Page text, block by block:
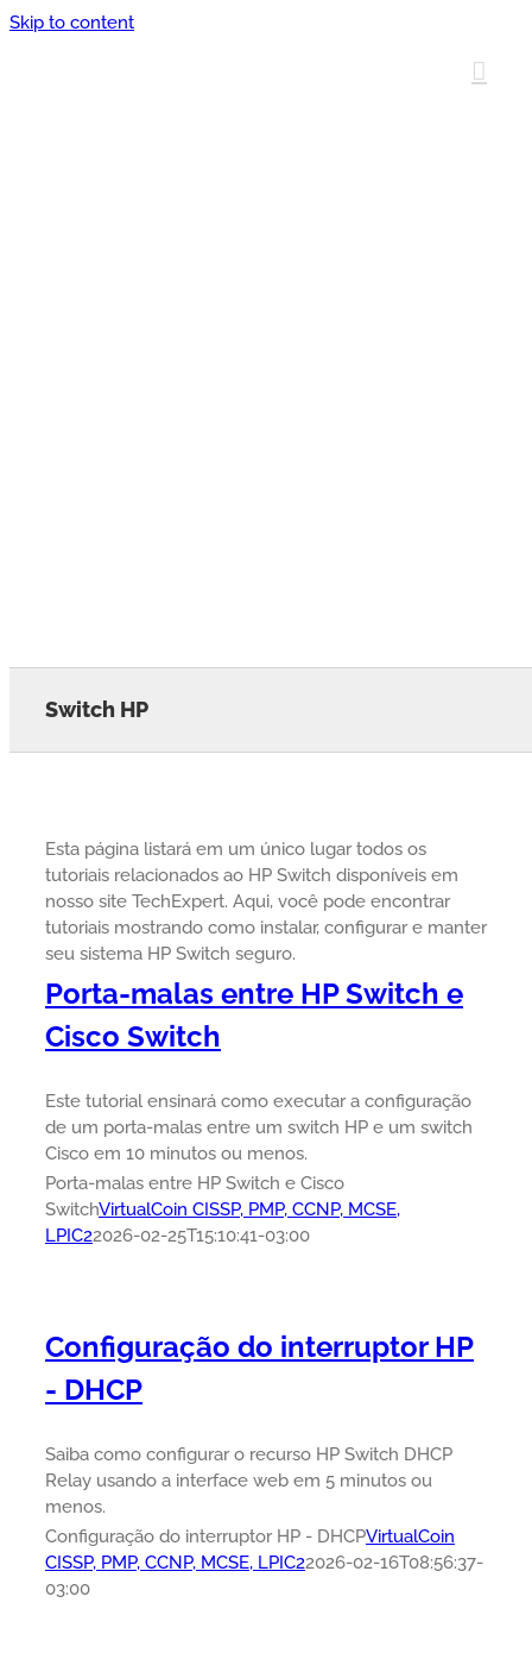
Skip to content
Switch HP
Esta página listará em um único lugar todos os
tutoriais relacionados ao HP Switch disponíveis em
nosso site TechExpert. Aqui, você pode encontrar
tutoriais mostrando como instalar, configurar e manter
seu sistema HP Switch seguro.
Porta-malas entre HP Switch e
Cisco Switch
Este tutorial ensinará como executar a configuração
de um porta-malas entre um switch HP e um switch
Cisco em 10 minutos ou menos.
Porta-malas entre HP Switch e Cisco
SwitchVirtualCoin CISSP, PMP, CCNP, MCSE,
LPIC22026-02-25T15:10:41-03:00
Configuração do interruptor HP
- DHCP
Saiba como configurar o recurso HP Switch DHCP
Relay usando a interface web em 5 minutos ou
menos.
Configuração do interruptor HP - DHCPVirtualCoin
CISSP, PMP, CCNP, MCSE, LPIC22026-02-16T08:56:37-
03:00